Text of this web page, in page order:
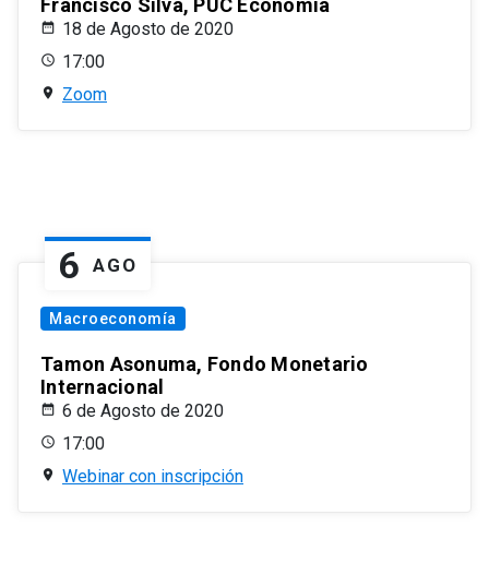
Francisco Silva, PUC Economía
18 de Agosto de 2020
17:00
Zoom
6 AGO
Macroeconomía
Tamon Asonuma, Fondo Monetario
Internacional
6 de Agosto de 2020
17:00
Webinar con inscripción